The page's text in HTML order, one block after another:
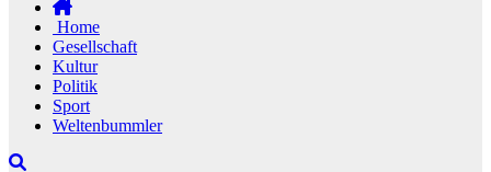
Home
Gesellschaft
Kultur
Politik
Sport
Weltenbummler